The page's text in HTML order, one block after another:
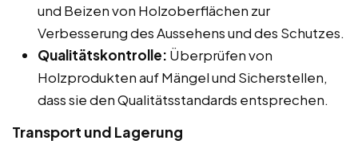
und Beizen von Holzoberflächen zur
Verbesserung des Aussehens und des Schutzes.
Qualitätskontrolle: Überprüfen von
Holzprodukten auf Mängel und Sicherstellen,
dass sie den Qualitätsstandards entsprechen.
Transport und Lagerung